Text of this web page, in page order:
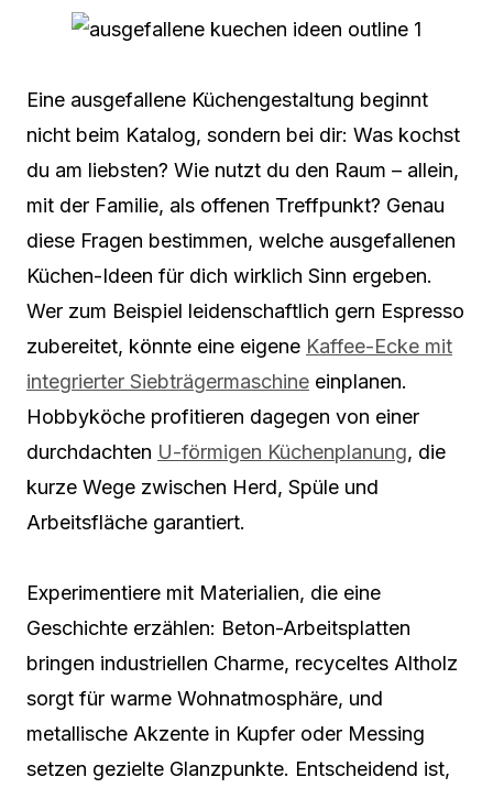
Eine ausgefallene Küchengestaltung beginnt
nicht beim Katalog, sondern bei dir: Was kochst
du am liebsten? Wie nutzt du den Raum – allein,
mit der Familie, als offenen Treffpunkt? Genau
diese Fragen bestimmen, welche ausgefallenen
Küchen-Ideen für dich wirklich Sinn ergeben.
Wer zum Beispiel leidenschaftlich gern Espresso
zubereitet, könnte eine eigene Kaffee-Ecke mit
integrierter Siebträgermaschine einplanen.
Hobbyköche profitieren dagegen von einer
durchdachten U-förmigen Küchenplanung, die
kurze Wege zwischen Herd, Spüle und
Arbeitsfläche garantiert.
Experimentiere mit Materialien, die eine
Geschichte erzählen: Beton-Arbeitsplatten
bringen industriellen Charme, recyceltes Altholz
sorgt für warme Wohnatmosphäre, und
metallische Akzente in Kupfer oder Messing
setzen gezielte Glanzpunkte. Entscheidend ist,